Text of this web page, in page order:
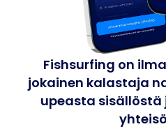
Fishsurfing on
jokainen kalastaja
upeasta